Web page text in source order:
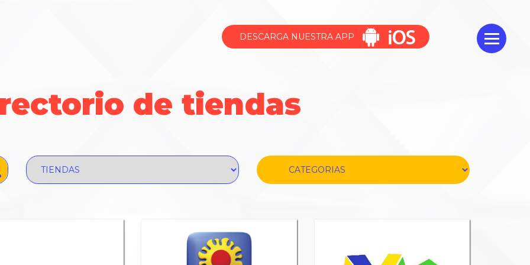
DESCARGA NUESTRA APP
de tiendas